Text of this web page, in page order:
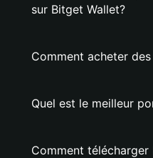
sur Bitget Wallet?
Comment acheter
Quel est le meilleur
Comment